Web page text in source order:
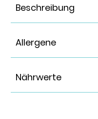
Nährwerte
Allergene
Beschreibung